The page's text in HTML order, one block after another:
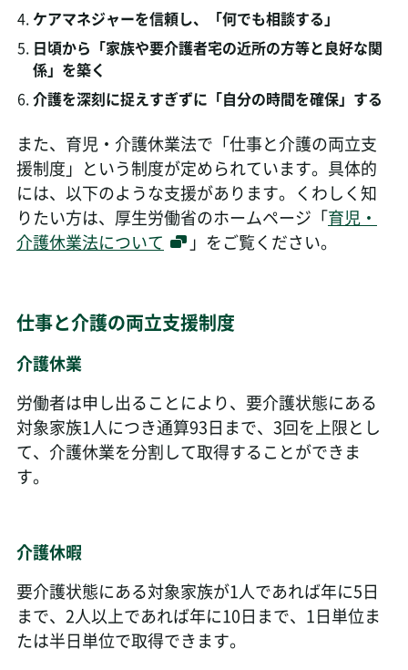
ケアマネジャーを信頼し、「何でも相談する」
日頃から「家族や要介護者宅の近所の方等と良好な関
係」を築く
介護を深刻に捉えすぎずに「自分の時間を確保」する
また、育児・介護休業法で「仕事と介護の両立支
援制度」という制度が定められています。具体的
には、以下のような支援があります。くわしく知
りたい方は、厚生労働省のホームページ「育児・
介護休業法について
」をご覧ください。
仕事と介護の両立支援制度
介護休業
労働者は申し出ることにより、要介護状態にある
対象家族1人につき通算93日まで、3回を上限とし
て、介護休業を分割して取得することができま
す。
介護休暇
要介護状態にある対象家族が1人であれば年に5日
まで、2人以上であれば年に10日まで、1日単位ま
たは半日単位で取得できます。